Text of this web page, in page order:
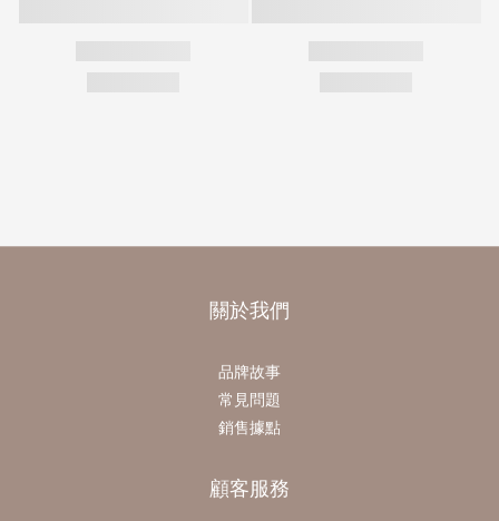
關於我們
品牌故事
常見問題
銷售據點
顧客服務